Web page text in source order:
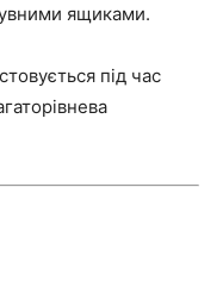
ящиками.
під час